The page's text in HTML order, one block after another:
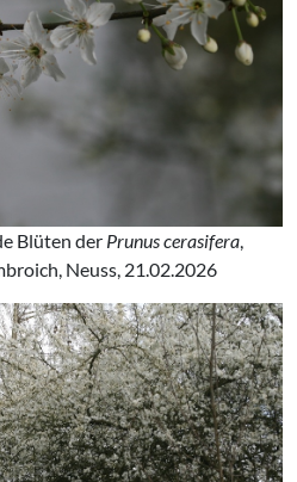
Blüten der Prunus cerasifera,
Neuss, 21.02.2026